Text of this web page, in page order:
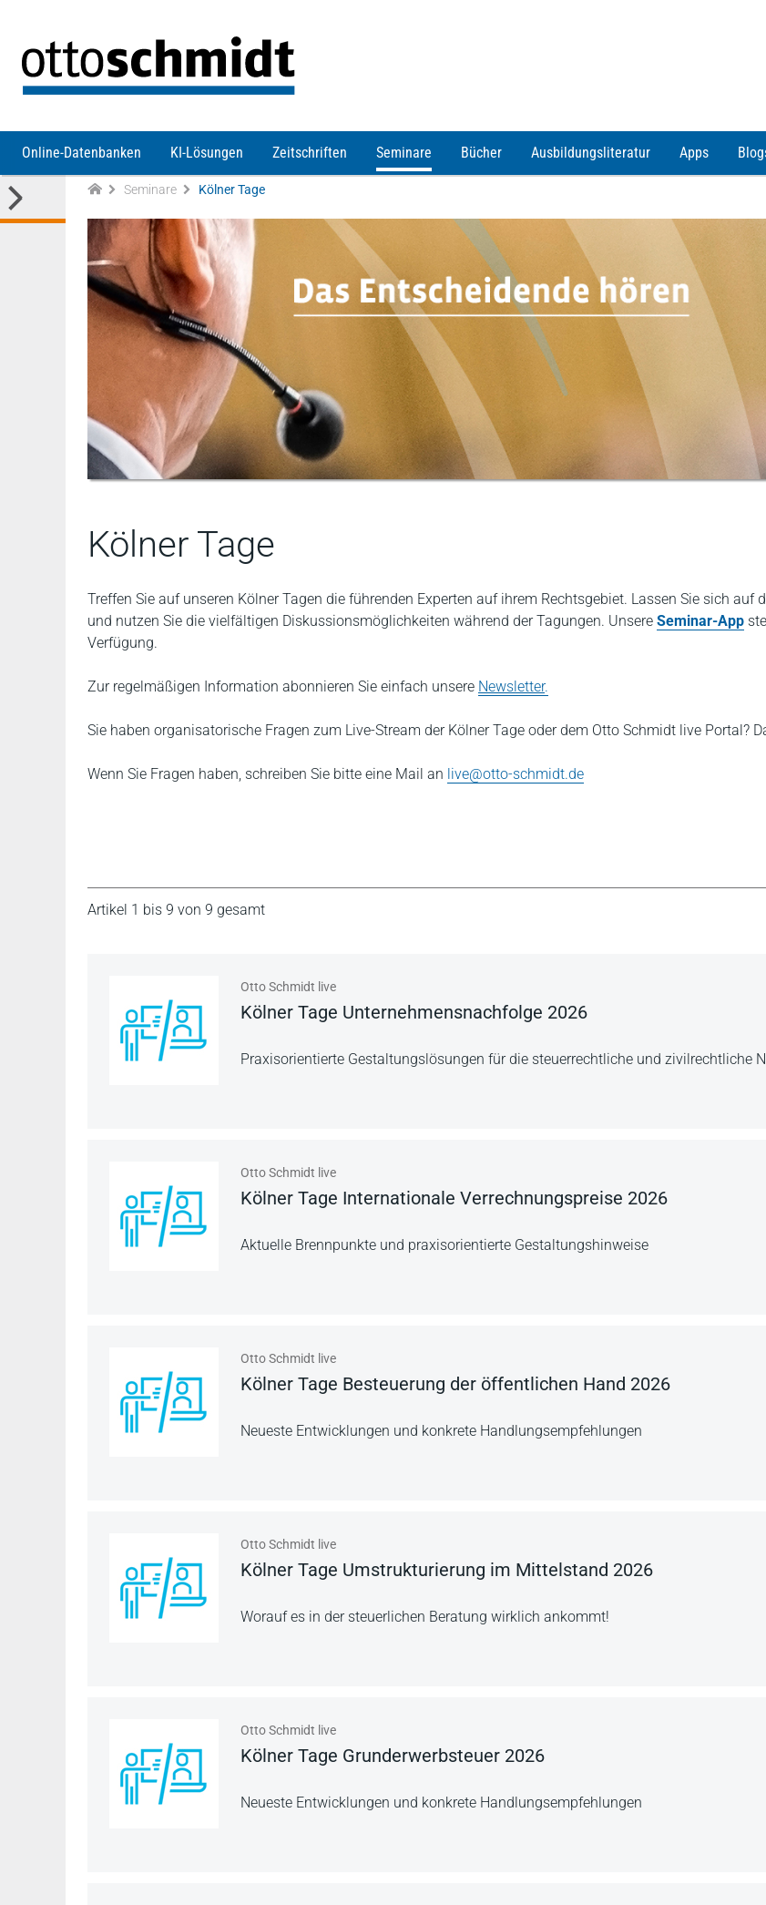
Online-Datenbanken KI-Lösungen Zeitschriften Seminare Bücher Ausbildungsliteratur Apps
Seminare Kölner Tage
Kölner Tage
Treffen Sie auf unseren Kölner Tagen die führenden Experten auf ihrem Rechtsgebiet. Lassen Sie sich
und nutzen Sie die vielfältigen Diskussionsmöglichkeiten während der Tagungen. Unsere Seminar-App
Verfügung.
Zur regelmäßigen Information abonnieren Sie einfach unsere Newsletter.
Sie haben organisatorische Fragen zum Live-Stream der Kölner Tage oder dem Otto Schmidt live Portal?
Wenn Sie Fragen haben, schreiben Sie bitte eine Mail an live@otto-schmidt.de
Artikel 1 bis 9 von 9 gesamt
Otto Schmidt live
Kölner Tage Unternehmensnachfolge 2026
Praxisorientierte Gestaltungslösungen für die steuerrechtliche und zivilrechtliche
Otto Schmidt live
Kölner Tage Internationale Verrechnungspreise 2026
Aktuelle Brennpunkte und praxisorientierte Gestaltungshinweise
Otto Schmidt live
Kölner Tage Besteuerung der öffentlichen Hand 2026
Neueste Entwicklungen und konkrete Handlungsempfehlungen
Otto Schmidt live
Kölner Tage Umstrukturierung im Mittelstand 2026
Worauf es in der steuerlichen Beratung wirklich ankommt!
Otto Schmidt live
Kölner Tage Grunderwerbsteuer 2026
Neueste Entwicklungen und konkrete Handlungsempfehlungen